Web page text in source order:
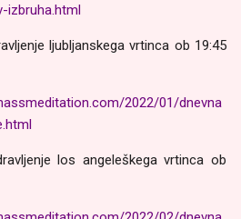
izbruha.html
ljubljanskega vrtinca ob 19:45
2022/01/dnevna
los angeleškega vrtinca ob